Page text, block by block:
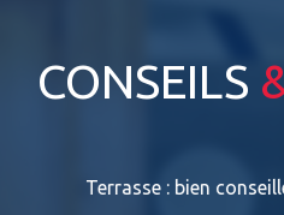
CONSEILS
Terrasse : bien